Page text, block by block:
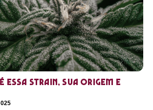
essa strain, sua origem e